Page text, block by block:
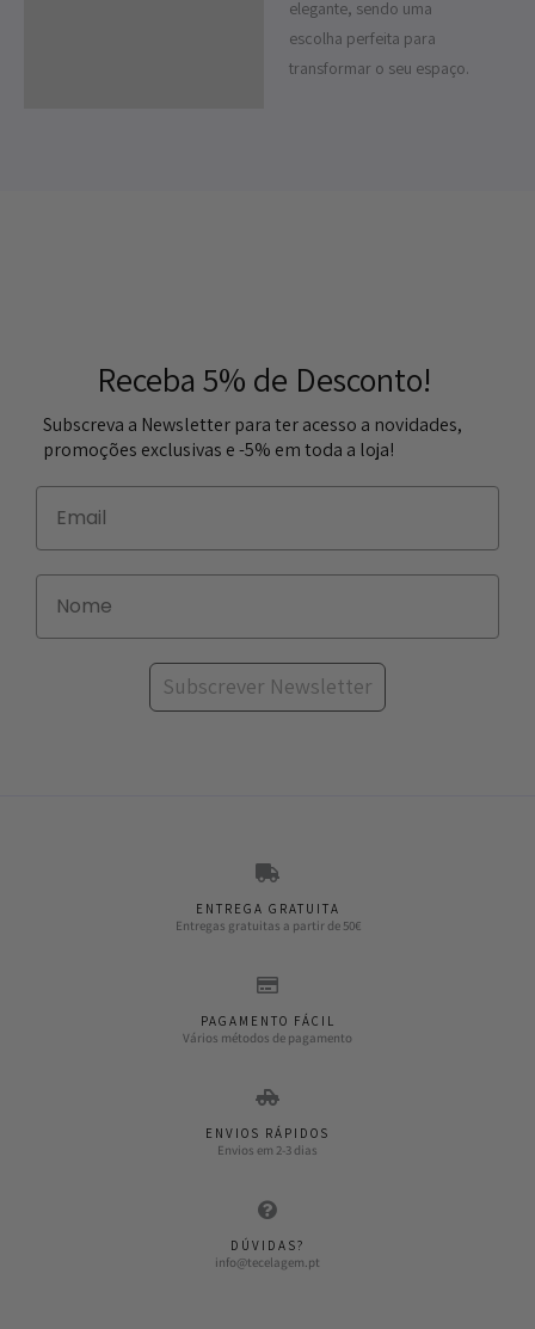
elegante, sendo uma
escolha perfeita para
transformar o seu espaço.
Receba 5% de Desconto!
Subscreva a Newsletter para ter acesso a novidades,
promoções exclusivas e -5% em toda a loja!
Subscrever Newsletter
ENTREGA GRATUITA
Entregas gratuitas a partir de 50€
PAGAMENTO FÁCIL
Vários métodos de pagamento
ENVIOS RÁPIDOS
Envios em 2-3 dias
DÚVIDAS?
info@tecelagem.pt